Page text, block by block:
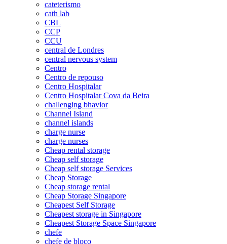
cateterismo
cath lab
CBL
CCP
CCU
central de Londres
central nervous system
Centro
Centro de repouso
Centro Hospitalar
Centro Hospitalar Cova da Beira
challenging bhavior
Channel Island
channel islands
charge nurse
charge nurses
Cheap rental storage
Cheap self storage
Cheap self storage Services
Cheap Storage
Cheap storage rental
Cheap Storage Singapore
Cheapest Self Storage
Cheapest storage in Singapore
Cheapest Storage Space Singapore
chefe
chefe de bloco